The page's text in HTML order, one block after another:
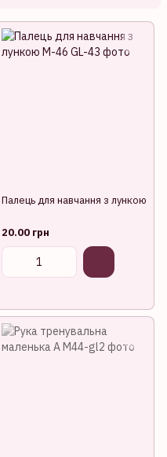
Палець для навчання з лункою
20.00 грн